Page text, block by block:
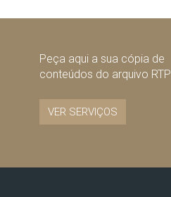
Peça aqui a sua cópia de
conteúdos do arquivo RTP
VER SERVIÇOS